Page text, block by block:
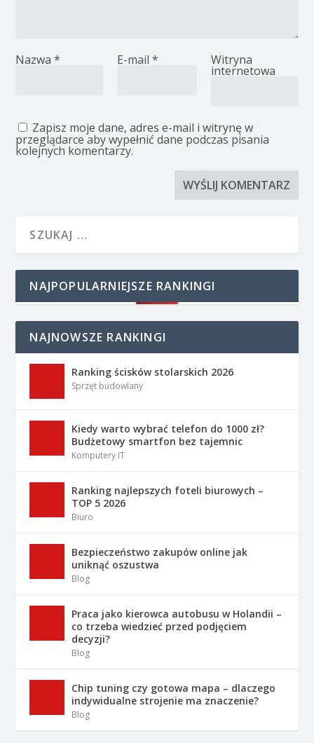
Nazwa* E-mail * Witryna
internetowa
Zapisz moje dane, adres e-mail i witrynę w
przeglądarce aby wypełnić dane podczas pisania
kolejnych komentarzy.
NAJPOPULARNIEJSZE RANKINGI
NAJNOWSZE RANKINGI
Ranking ścisków stolarskich 2026
Sprzęt budowlany
Kiedy warto wybrać telefon do 1000 zł?
Budżetowy smartfon bez tajemnic
Komputery IT
Ranking najlepszych foteli biurowych –
TOP 5 2026
Biuro
Bezpieczeństwo zakupów online jak
uniknąć oszustwa
Blog
Praca jako kierowca autobusu w Holandii –
co trzeba wiedzieć przed podjęciem
decyzji?
Blog
Chip tuning czy gotowa mapa – dlaczego
indywidualne strojenie ma znaczenie?
Blog